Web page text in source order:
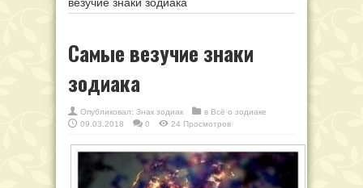
Самые везучие знаки
зодиака
Опубликовал: Знак зодиак в Всё о зодиаке
09.03.2018
0 24 Просмотров